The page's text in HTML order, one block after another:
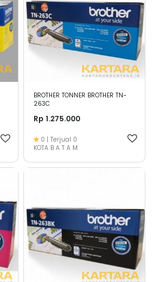
BROTHER TONNER BROTHER TN-
263C
Rp 1.275.000
0 | Terjual 0
KOTA B A T A M